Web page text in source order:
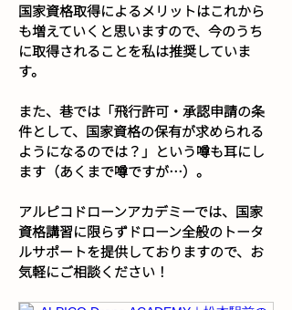
国家資格取得によるメリットはこれから
も増えていくと思いますので、今のうち
に取得されることを私は推奨していま
す。
また、巷では「飛行許可・承認申請の条
件として、国家資格の保有が求められる
ようになるのでは？」という噂も耳にし
ます（あくまで噂ですが…）。
アルピコドローンアカデミーでは、国家
資格講習に限らずドローン全般のトータ
ルサポートを提供しておりますので、お
気軽にご相談ください！